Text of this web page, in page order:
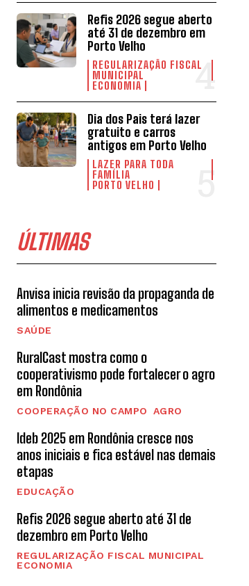
Refis 2026 segue aberto
até 31 de dezembro em
Porto Velho
REGULARIZAÇÃO FISCAL
MUNICIPAL
ECONOMIA
Dia dos Pais terá lazer
gratuito e carros
antigos em Porto Velho
LAZER PARA TODA
FAMÍLIA
PORTO VELHO
ÚLTIMAS
Anvisa inicia revisão da propaganda de
alimentos e medicamentos
SAÚDE
RuralCast mostra como o
cooperativismo pode fortalecer o agro
em Rondônia
COOPERAÇÃO NO CAMPO AGRO
Ideb 2025 em Rondônia cresce nos
anos iniciais e fica estável nas demais
etapas
EDUCAÇÃO
Refis 2026 segue aberto até 31 de
dezembro em Porto Velho
REGULARIZAÇÃO FISCAL MUNICIPAL
ECONOMIA